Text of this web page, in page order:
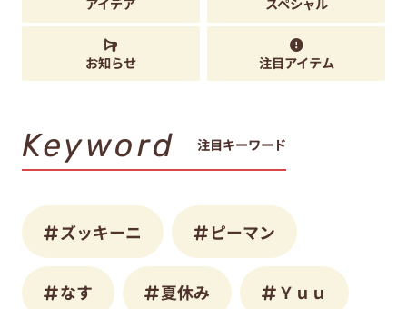
お知らせ 注目アイテム
Keyword 注目キーワード
ズッキーニ ピーマン
なす 夏休み Ｙｕｕ